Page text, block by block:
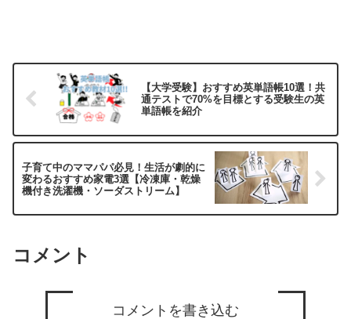
【大学受験】おすすめ英単語帳10選！共
通テストで70%を目標とする受験生の英
単語帳を紹介
子育て中のママパパ必見！生活が劇的に
変わるおすすめ家電3選【冷凍庫・乾燥
機付き洗濯機・ソーダストリーム】
コメント
コメントを書き込む